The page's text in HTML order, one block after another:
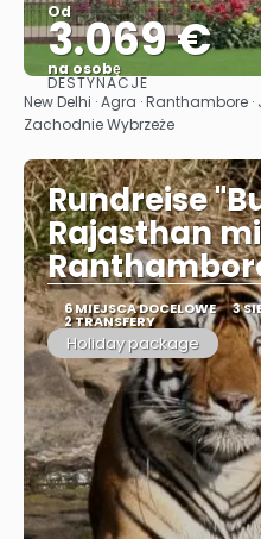
Od
3.069 €
na osobę
DESTYNACJE
New Delhi · Agra · Ranthambore
Zachodnie Wybrzeże
Rundreise
Rajasthan
6 MIEJSCA DOCELOWE 3
2 TRANSFERY
Holiday package